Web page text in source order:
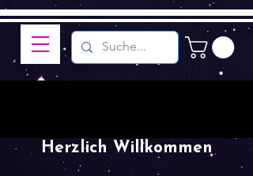
Herzlich Willkommen